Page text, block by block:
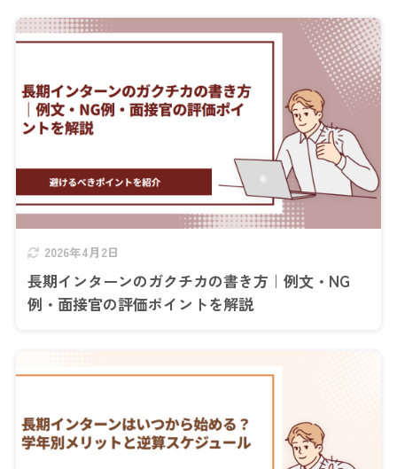
2026年4月2日
長期インターンのガクチカの書き方｜例文・NG
例・面接官の評価ポイントを解説